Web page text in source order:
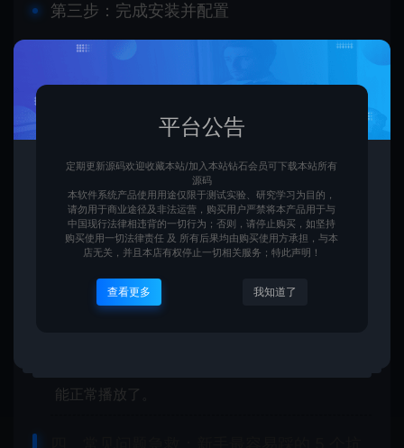
第三步：完成安装并配置
填写数据库信息：服务器填localhost，数据库名
安装完成后用默认账号 admin、密码 admin 登录
后台，进入 “系统设置”→“基本设置”，把域名改成
到后台 “采集管理” 里启用默认采集规则，等待 5
能正常播放了。
平台公告
定期更新源码欢迎收藏本站/加入本站钻石会员可下载本站所有
源码
本软件系统产品使用用途仅限于测试实验、研究学习为目的，
请勿用于商业途径及非法运营，购买用户严禁将本产品用于与
中国现行法律相违背的一切行为；否则，请停止购买，如坚持
购买使用一切法律责任 及 所有后果均由购买使用方承担，与本
店无关，并且本店有权停止一切相关服务；特此声明！
查看更多 我知道了